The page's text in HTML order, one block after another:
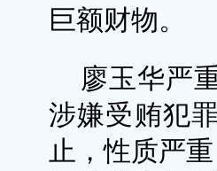
巨额财物。
廖玉华严
涉嫌受贿犯
止，性质严